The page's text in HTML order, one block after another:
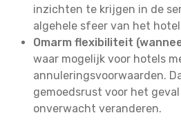
inzichten te krijgen in de
algehele sfeer van het
Omarm flexibiliteit
waar mogelijk voor hotels
annuleringsvoorwaarden.
gemoedsrust voor het
onverwacht veranderen.